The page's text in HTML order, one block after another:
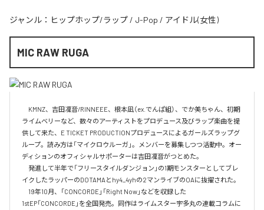
ジャンル： ヒップホップ/ラップ / J-Pop / アイドル(女性)
MIC RAW RUGA
KMNZ、吉田凜音/RINNEEE、根本凪（ex.でんぱ組）、でか美ちゃん、初期
ライムベリーなど、数々のアーティストをプロデュース及びラップ楽曲を提
供して来た、E TICKET PRODUCTIONプロデュースによるガールズラップグ
ループ。読み方は「マイクロウルーガ」。メンバーを募集しつつ活動中。オー
ディションのオフィシャルサポーターは吉田凜音がつとめた。
発進して半年で「フリースタイルダンジョン」の1期モンスターとしてブレ
イクしたラッパーのDOTAMAとhy4_4yhの2マンライブのOAに抜擢された。
19年10月、「CONCORDE」「Right Now」などを収録した
1stEP「CONCORDE」を全国発売。同作はライムスター宇多丸の連載コラムに